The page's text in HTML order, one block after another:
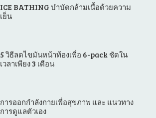
ICE BATHING บำบัดกล้ามเนื้อด้วยความ
เย็น
5 วิธีลดไขมันหน้าท้องเพื่อ 6-pack ชัดใน
เวลาเพียง 3 เดือน
การออกกําลังกายเพื่อสุขภาพ และ แนวทาง
การดูแลตัวเอง